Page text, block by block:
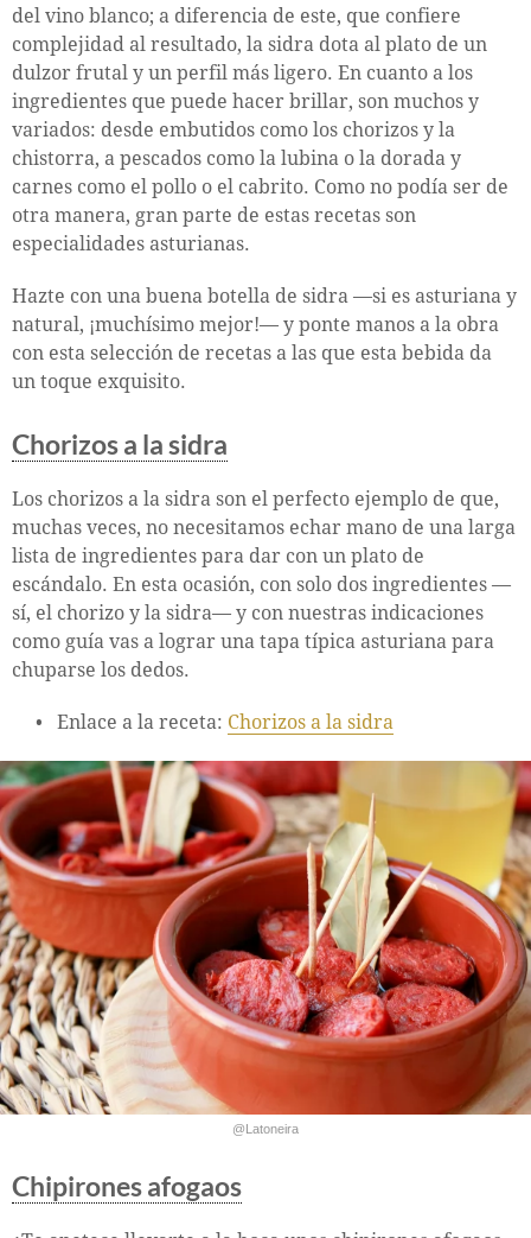
del vino blanco; a diferencia de este, que confiere
complejidad al resultado, la sidra dota al plato de un
dulzor frutal y un perfil más ligero. En cuanto a los
ingredientes que puede hacer brillar, son muchos y
variados: desde embutidos como los chorizos y la
chistorra, a pescados como la lubina o la dorada y
carnes como el pollo o el cabrito. Como no podía ser de
otra manera, gran parte de estas recetas son
especialidades asturianas.
Hazte con una buena botella de sidra —si es asturiana y
natural, ¡muchísimo mejor!— y ponte manos a la obra
con esta selección de recetas a las que esta bebida da
un toque exquisito.
Chorizos a la sidra
Los chorizos a la sidra son el perfecto ejemplo de que,
muchas veces, no necesitamos echar mano de una larga
lista de ingredientes para dar con un plato de
escándalo. En esta ocasión, con solo dos ingredientes —
sí, el chorizo y la sidra— y con nuestras indicaciones
como guía vas a lograr una tapa típica asturiana para
chuparse los dedos.
Enlace a la receta: Chorizos a la sidra
@Latoneira
Chipirones afogaos